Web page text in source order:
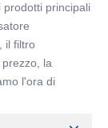
prodotti principali
il filtro
la
l'ora di